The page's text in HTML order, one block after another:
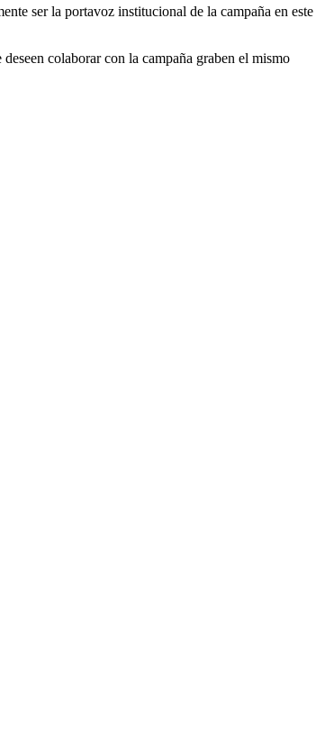
ser la portavoz institucional de la campaña en este
colaborar con la campaña graben el mismo